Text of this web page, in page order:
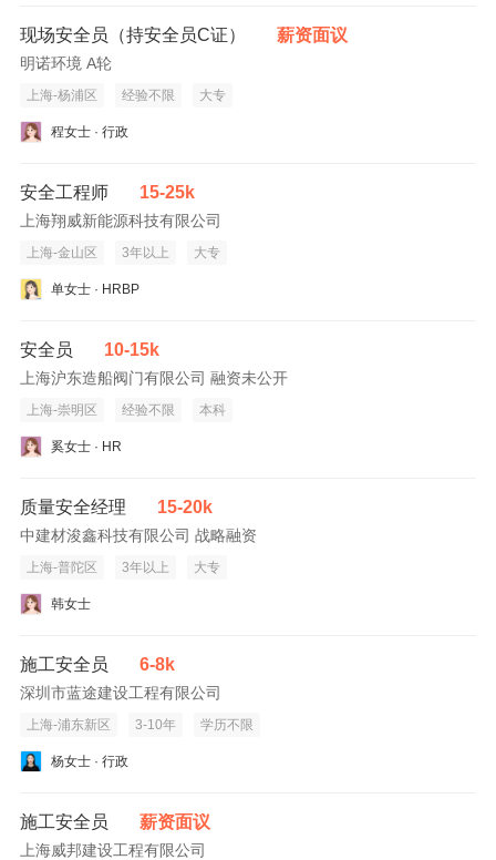
现场安全员（持安全员C证） 薪资面议
明诺环境 A轮
上海-杨浦区 经验不限 大专
程女士 · 行政
安全工程师 15-25k
上海翔威新能源科技有限公司
上海-金山区 3年以上 大专
单女士 · HRBP
安全员 10-15k
上海沪东造船阀门有限公司 融资未公开
上海-崇明区 经验不限 本科
奚女士 · HR
质量安全经理 15-20k
中建材浚鑫科技有限公司 战略融资
上海-普陀区 3年以上 大专
韩女士
施工安全员 6-8k
深圳市蓝途建设工程有限公司
上海-浦东新区 3-10年 学历不限
杨女士 · 行政
施工安全员 薪资面议
上海威邦建设工程有限公司